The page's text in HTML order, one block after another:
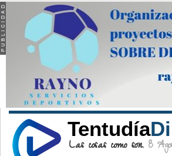
Tentudía
Las cosas como son. 8